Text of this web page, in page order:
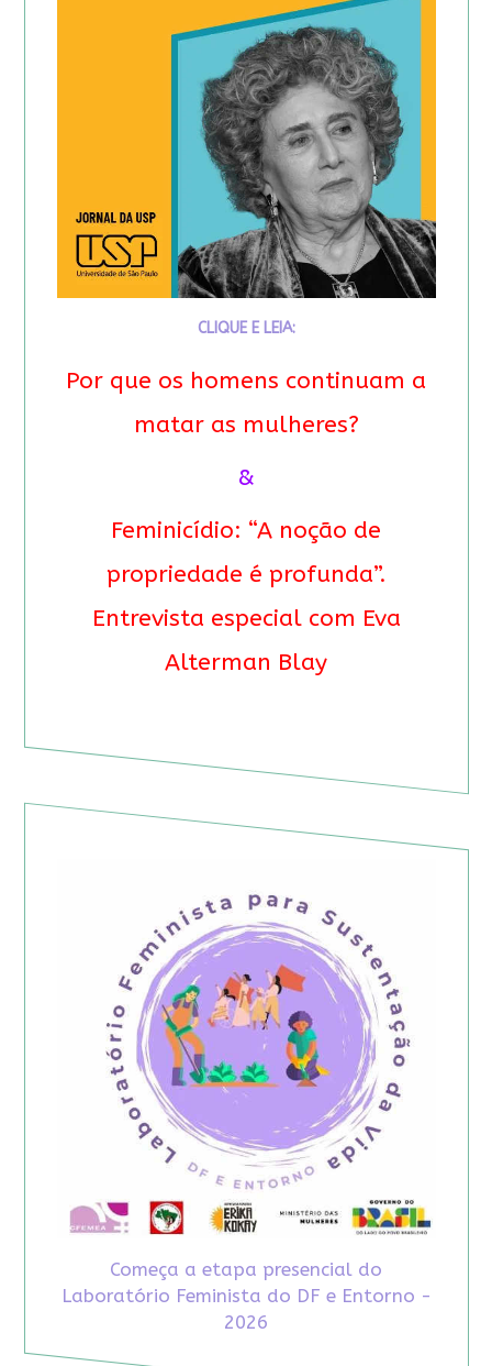
CLIQUE E LEIA:
Por que os homens continuam a
matar as mulheres?
&
Feminicídio: “A noção de
propriedade é profunda”.
Entrevista especial com Eva
Alterman Blay
Começa a etapa presencial do
Laboratório Feminista do DF e Entorno -
2026